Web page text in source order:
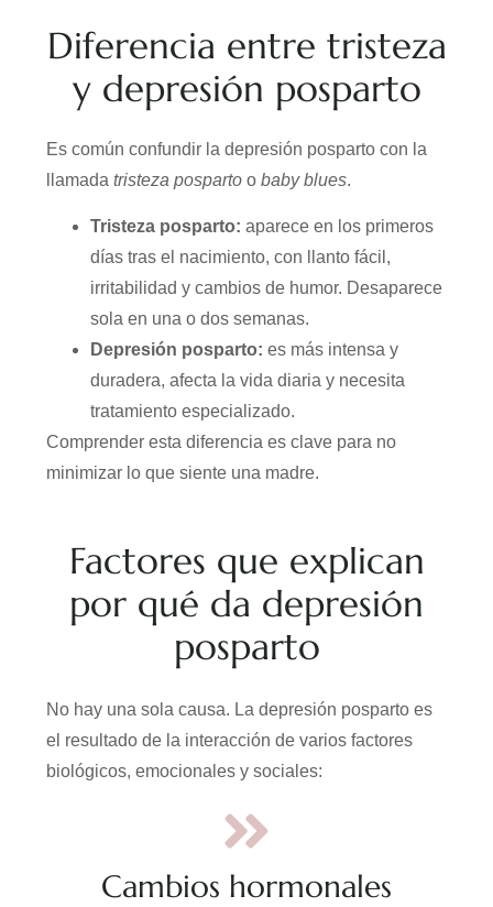
Diferencia entre tristeza
y depresión posparto
Es común confundir la depresión posparto con la
llamada tristeza posparto o baby blues.
Tristeza posparto: aparece en los primeros
días tras el nacimiento, con llanto fácil,
irritabilidad y cambios de humor. Desaparece
sola en una o dos semanas.
Depresión posparto: es más intensa y
duradera, afecta la vida diaria y necesita
tratamiento especializado.
Comprender esta diferencia es clave para no
minimizar lo que siente una madre.
Factores que explican
por qué da depresión
posparto
No hay una sola causa. La depresión posparto es
el resultado de la interacción de varios factores
biológicos, emocionales y sociales:
Cambios hormonales